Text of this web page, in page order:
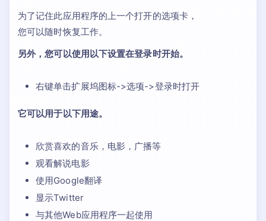
为了记住此应用程序的上一个打开的选项卡，
您可以随时恢复工作。
另外，您可以使用以下设置在登录时开始。
右键单击扩展坞图标->选项->登录时打开
它可以用于以下用途。
欣赏喜欢的音乐，电影，广播等
观看解说电影
使用Google翻译
显示Twitter
与其他Web应用程序一起使用